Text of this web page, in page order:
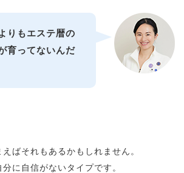
りもエステ暦の
育ってないんだ
ばそれもあるかもしれません。
に自信がないタイプです。